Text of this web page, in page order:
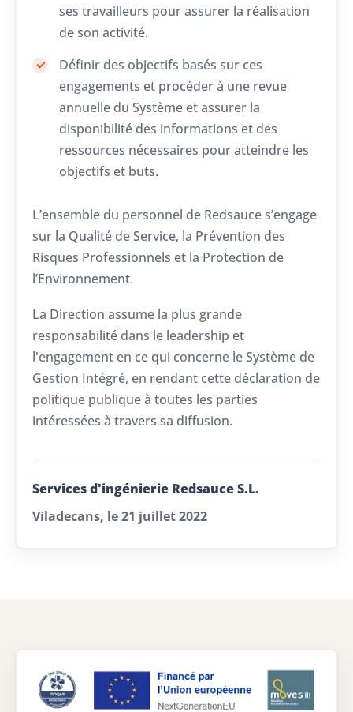
ses travailleurs pour assurer la réalisation
de son activité.
Définir des objectifs basés sur ces
engagements et procéder à une revue
annuelle du Système et assurer la
disponibilité des informations et des
ressources nécessaires pour atteindre les
objectifs et buts.
L’ensemble du personnel de Redsauce s’engage
sur la Qualité de Service, la Prévention des
Risques Professionnels et la Protection de
l’Environnement.
La Direction assume la plus grande
responsabilité dans le leadership et
l'engagement en ce qui concerne le Système de
Gestion Intégré, en rendant cette déclaration de
politique publique à toutes les parties
intéressées à travers sa diffusion.
Services d'ingénierie Redsauce S.L.
Viladecans, le 21 juillet 2022